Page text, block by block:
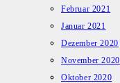
Februar 2021
Januar 2021
Dezember 2020
November 2020
Oktober 2020